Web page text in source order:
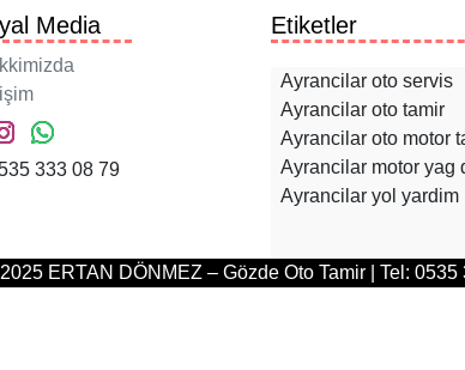
Media
333 08 79
Etiketler
Ayrancilar oto servis
Ayrancilar oto tamir
Ayrancilar oto motor
Ayrancilar motor yag
Ayrancilar yol yardim
ERTAN DÖNMEZ – Gözde Oto Tamir | Tel: 0535